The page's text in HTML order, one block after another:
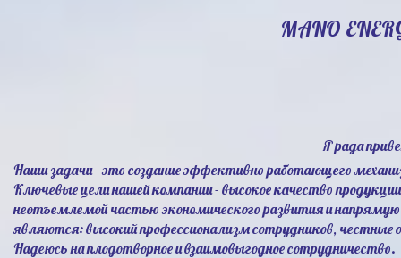
MANO
Я рада
Наши задачи - это создание эффективно работающего
Ключевые цели нашей компании - высокое качество
неотъемлемой частью экономического развития и
являются: высокий профессионализм сотрудников,
Надеюсь на плодотворное и взаимовыгодное сотрудничество.